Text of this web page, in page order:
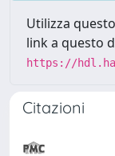
Utilizza
link a questo
https://
Citazioni